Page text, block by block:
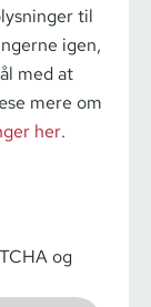
til
igen,
med at
mere om
her.
og